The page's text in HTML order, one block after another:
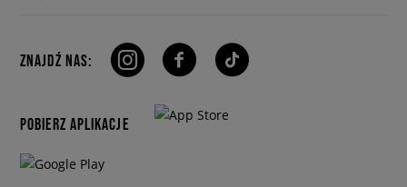
ZNAJDŹ NAS:
POBIERZ APLIKACJE